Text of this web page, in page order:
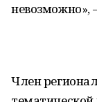
невозможно»,
Член